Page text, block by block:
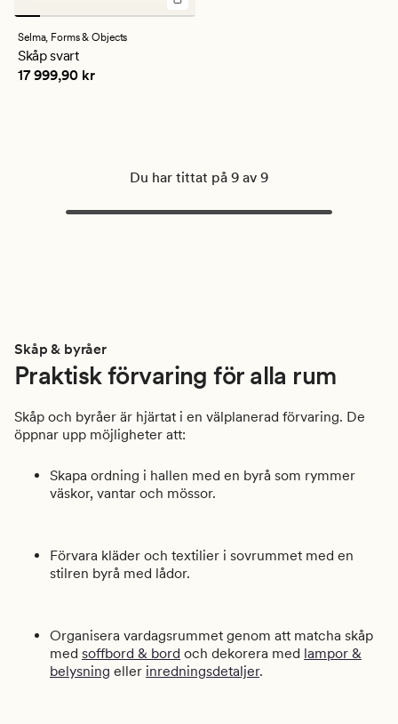
Selma, Forms & Objects
Skåp svart
Pris 17 999,90 kr
17 999,90 kr
Du har tittat på 9 av 9
Skåp & byråer
Praktisk förvaring för alla rum
Skåp och byråer är hjärtat i en välplanerad förvaring. De
öppnar upp möjligheter att:
Skapa ordning i hallen med en byrå som rymmer
väskor, vantar och mössor.
Förvara kläder och textilier i sovrummet med en
stilren byrå med lådor.
Organisera vardagsrummet genom att matcha skåp
med soffbord & bord och dekorera med lampor &
belysning eller inredningsdetaljer.